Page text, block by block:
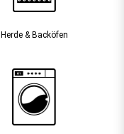
Herde & Backöfen